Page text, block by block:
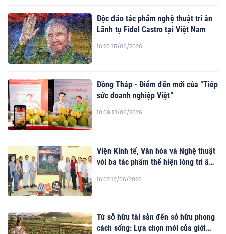
Độc đáo tác phẩm nghệ thuật tri ân
Lãnh tụ Fidel Castro tại Việt Nam
16:28 15/06/2026
Đồng Tháp - Điểm đến mới của “Tiếp
sức doanh nghiệp Việt”
10:09 13/06/2026
Viện Kinh tế, Văn hóa và Nghệ thuật
với ba tác phẩm thể hiện lòng tri ân
16:02 12/06/2026
Từ sở hữu tài sản đến sở hữu phong
cách sống: Lựa chọn mới của giới